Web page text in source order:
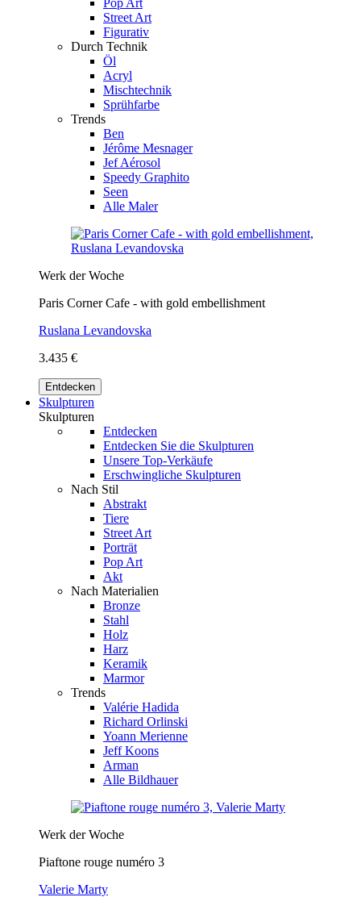
Street Art
Figurativ
Durch Technik
Öl
Acryl
Mischtechnik
Sprühfarbe
Trends
Ben
Jérôme Mesnager
Jef Aérosol
Speedy Graphito
Seen
Alle Maler
Werk der Woche
Paris Corner Cafe - with gold embellishment
Ruslana Levandovska
3.435 €
Entdecken
Skulpturen
Skulpturen
Entdecken
Entdecken Sie die Skulpturen
Unsere Top-Verkäufe
Erschwingliche Skulpturen
Nach Stil
Abstrakt
Tiere
Street Art
Porträt
Pop Art
Akt
Nach Materialien
Bronze
Stahl
Holz
Harz
Keramik
Marmor
Trends
Valérie Hadida
Richard Orlinski
Yoann Merienne
Jeff Koons
Arman
Alle Bildhauer
Werk der Woche
Piaftone rouge numéro 3
Valerie Marty